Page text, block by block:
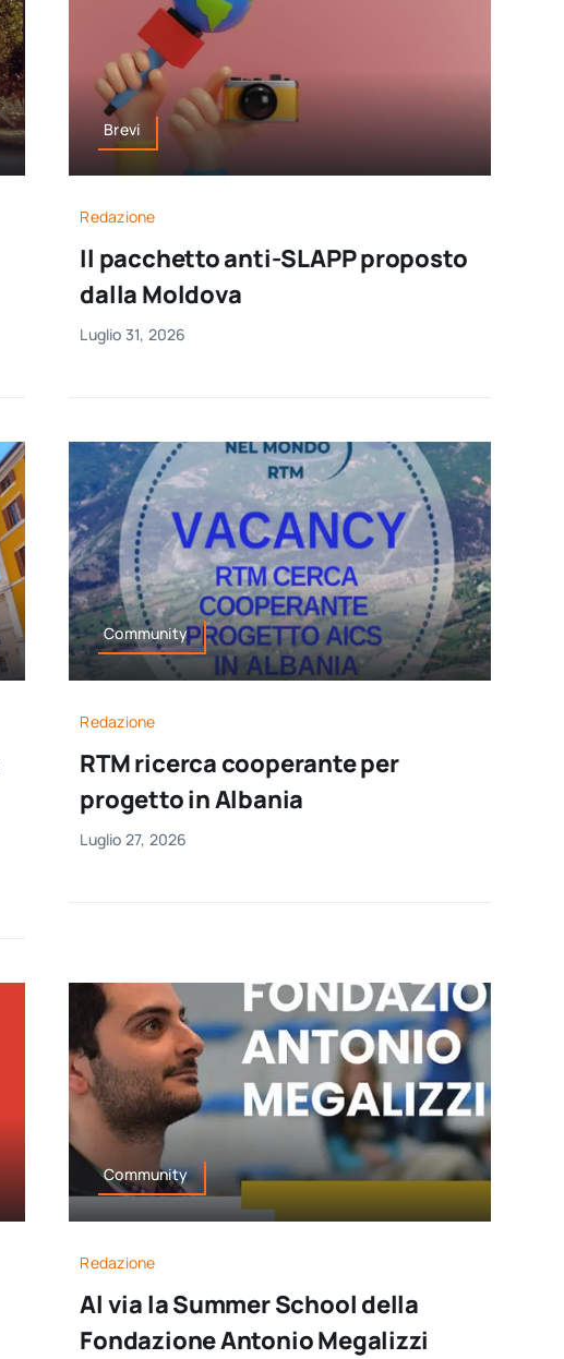
Brevi
Redazione
Il pacchetto anti-SLAPP proposto
dalla Moldova
Luglio 31, 2026
Community
Redazione
RTM ricerca cooperante per
progetto in Albania
Luglio 27, 2026
Community
Redazione
Al via la Summer School della
Fondazione Antonio Megalizzi